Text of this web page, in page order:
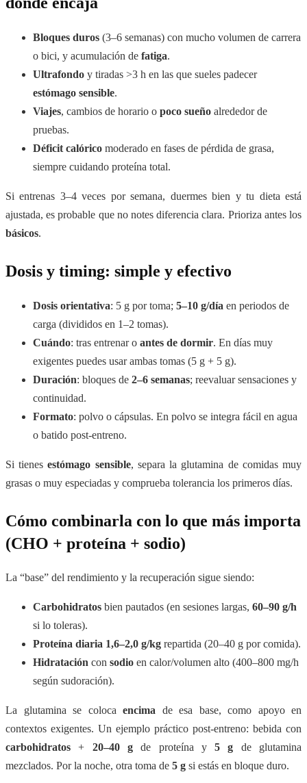
Bloques duros (3–6 semanas) con mucho volumen de carrera
o bici, y acumulación de fatiga.
Ultrafondo y tiradas >3 h en las que sueles padecer
estómago sensible.
Viajes, cambios de horario o poco sueño alrededor de
pruebas.
Déficit calórico moderado en fases de pérdida de grasa,
siempre cuidando proteína total.
Si entrenas 3–4 veces por semana, duermes bien y tu dieta está
ajustada, es probable que no notes diferencia clara. Prioriza antes los
básicos.
Dosis y timing: simple y efectivo
Dosis orientativa: 5 g por toma; 5–10 g/día en periodos de
carga (divididos en 1–2 tomas).
Cuándo: tras entrenar o antes de dormir. En días muy
exigentes puedes usar ambas tomas (5 g + 5 g).
Duración: bloques de 2–6 semanas; reevaluar sensaciones y
continuidad.
Formato: polvo o cápsulas. En polvo se integra fácil en agua
o batido post-entreno.
Si tienesestómago sensible, separa la glutamina de comidas muy
grasas o muy especiadas y comprueba tolerancia los primeros días.
Cómo combinarla con lo que más importa
(CHO + proteína + sodio)
La “base” del rendimiento y la recuperación sigue siendo:
Carbohidratos bien pautados (en sesiones largas, 60–90 g/h
si lo toleras).
Proteína diaria 1,6–2,0 g/kg repartida (20–40 g por comida).
Hidratación con sodio en calor/volumen alto (400–800 mg/h
según sudoración).
La glutamina se coloca encima de esa base, como apoyo en
contextos exigentes. Un ejemplo práctico post-entreno: bebida con
carbohidratos + 20–40 gde proteína y5 g de glutamina
mezclados. Por la noche, otra toma de 5 g si estás en bloque duro.